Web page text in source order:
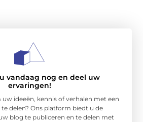
vandaag nog en deel uw
ervaringen!
ideeën, kennis of verhalen met een
delen? Ons platform biedt u de
blog te publiceren en te delen met